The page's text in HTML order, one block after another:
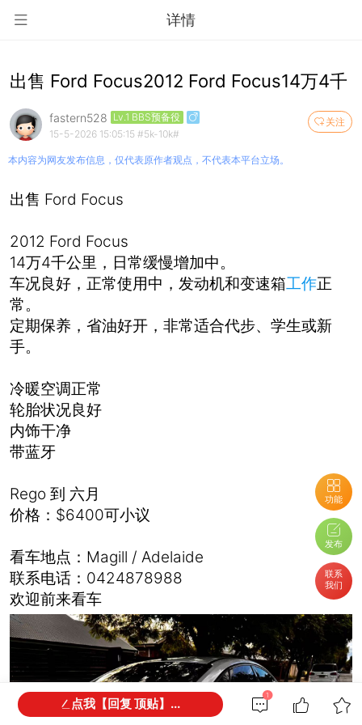
详情
功能
发布
联系
我们
出售 Ford Focus2012 Ford Focus14万4千
关注
fastern528 Lv.1 BBS预备役
15-5-2026 15:05:15 #5k-10k#
本内容为网友发布信息，仅代表原作者观点，不代表本平台立场。
出售 Ford Focus
2012 Ford Focus
14万4千公里，日常缓慢增加中。
车况良好，正常使用中，发动机和变速箱工作正
常。
定期保养，省油好开，非常适合代步、学生或新
手。
冷暖空调正常
轮胎状况良好
内饰干净
带蓝牙
Rego 到 六月
价格：$6400可小议
看车地点：Magill / Adelaide
联系电话：0424878988
欢迎前来看车
1
点我【回复 顶贴】...